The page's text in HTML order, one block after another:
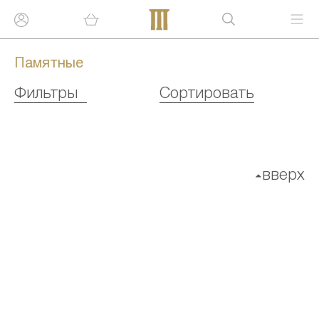
Памятные
Фильтры Сортировать
вверх